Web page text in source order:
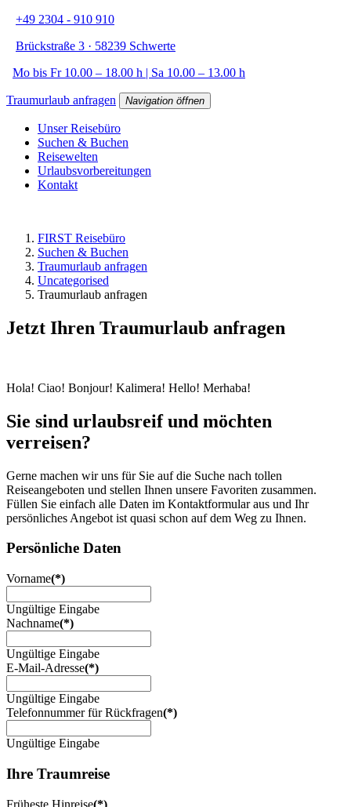
+49 2304 - 910 910
Brückstraße 3 · 58239 Schwerte
Mo bis Fr 10.00 – 18.00 h | Sa 10.00 – 13.00 h
Traumurlaub anfragen Navigation öffnen
Unser Reisebüro
Suchen & Buchen
Reisewelten
Urlaubsvorbereitungen
Kontakt
FIRST Reisebüro
Suchen & Buchen
Traumurlaub anfragen
Uncategorised
Traumurlaub anfragen
Jetzt Ihren Traumurlaub anfragen
Hola! Ciao! Bonjour! Kalimera! Hello! Merhaba!
Sie sind urlaubsreif und möchten
verreisen?
Gerne machen wir uns für Sie auf die Suche nach tollen
Reiseangeboten und stellen Ihnen unsere Favoriten zusammen.
Füllen Sie einfach alle Daten im Kontaktformular aus und Ihr
persönliches Angebot ist quasi schon auf dem Weg zu Ihnen.
Persönliche Daten
Vorname(*)
Ungültige Eingabe
Nachname(*)
Ungültige Eingabe
E-Mail-Adresse(*)
Ungültige Eingabe
Telefonnummer für Rückfragen(*)
Ungültige Eingabe
Ihre Traumreise
Früheste Hinreise(*)